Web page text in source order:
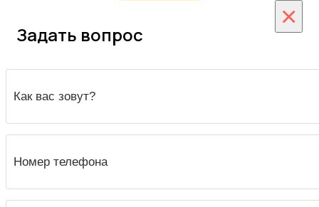
×
Задать вопрос